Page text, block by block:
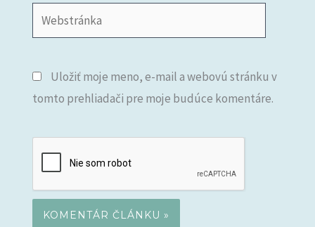
Webstránka
Uložiť moje meno, e-mail a webovú stránku v
tomto prehliadači pre moje budúce komentáre.